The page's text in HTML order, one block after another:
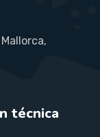
técnica